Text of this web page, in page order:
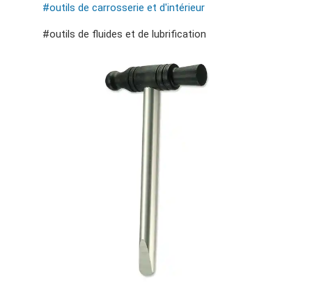
#outils de carrosserie et d'intérieur
#outils de fluides et de lubrification